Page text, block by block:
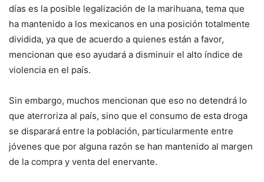
días es la posible legalización de la marihuana, tema que
ha mantenido a los mexicanos en una posición totalmente
dividida, ya que de acuerdo a quienes están a favor,
mencionan que eso ayudará a disminuir el alto índice de
violencia en el país.
Sin embargo, muchos mencionan que eso no detendrá lo
que aterroriza al país, sino que el consumo de esta droga
se disparará entre la población, particularmente entre
jóvenes que por alguna razón se han mantenido al margen
de la compra y venta del enervante.